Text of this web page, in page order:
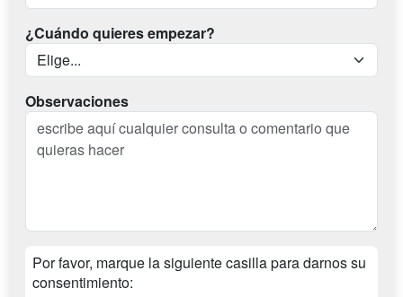
¿Cuándo quieres empezar?
Observaciones
Por favor, marque la siguiente casilla para darnos su
consentimiento: